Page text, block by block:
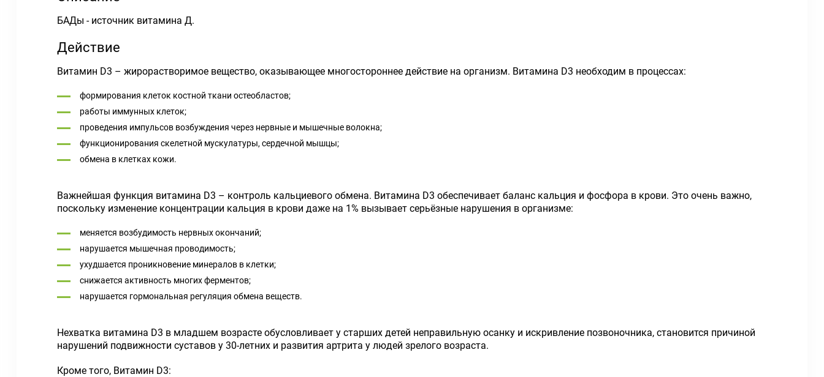
БАДы - источник витамина Д.
Действие
Витамин D3 – жирорастворимое вещество, оказывающее многостороннее действие на организм. Витамина D3 необходим в процессах:
формирования клеток костной ткани остеобластов;
работы иммунных клеток;
проведения импульсов возбуждения через нервные и мышечные волокна;
функционирования скелетной мускулатуры, сердечной мышцы;
обмена в клетках кожи.
Важнейшая функция витамина D3 – контроль кальциевого обмена. Витамина D3 обеспечивает баланс кальция и фосфора в крови. Это очень важно,
поскольку изменение концентрации кальция в крови даже на 1% вызывает серьёзные нарушения в организме:
меняется возбудимость нервных окончаний;
нарушается мышечная проводимость;
ухудшается проникновение минералов в клетки;
снижается активность многих ферментов;
нарушается гормональная регуляция обмена веществ.
Нехватка витамина D3 в младшем возрасте обусловливает у старших детей неправильную осанку и искривление позвоночника, становится причиной
нарушений подвижности суставов у 30-летних и развития артрита у людей зрелого возраста.
Кроме того, Витамин D3: